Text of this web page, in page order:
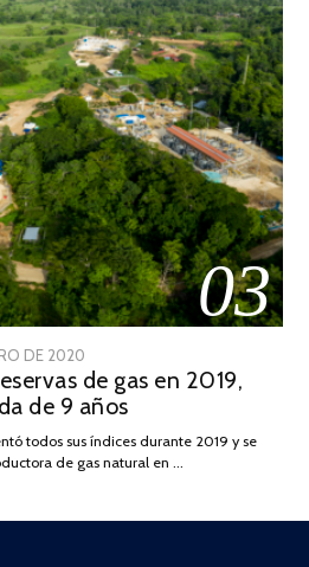
03
DE 2020
DE
JULIO
2025
de gas en 2019,
de 9 años
todos sus índices durante 2019 y se
de gas natural en …